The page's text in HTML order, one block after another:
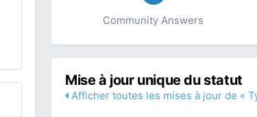
Community Answers
Mise à jour unique du statut
Afficher toutes les mises à jour de «